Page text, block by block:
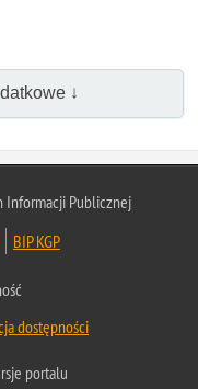
↓
Informacji Publicznej
BIP KGP
dostępności
portalu